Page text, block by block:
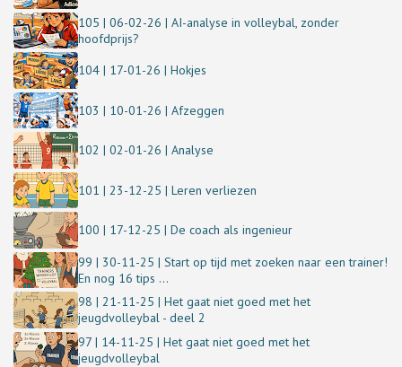
105 | 06-02-26 | AI-analyse in volleybal, zonder
hoofdprijs?
104 | 17-01-26 | Hokjes
103 | 10-01-26 | Afzeggen
102 | 02-01-26 | Analyse
101 | 23-12-25 | Leren verliezen
100 | 17-12-25 | De coach als ingenieur
99 | 30-11-25 | Start op tijd met zoeken naar een trainer!
En nog 16 tips ...
98 | 21-11-25 | Het gaat niet goed met het
jeugdvolleybal - deel 2
97 | 14-11-25 | Het gaat niet goed met het
jeugdvolleybal